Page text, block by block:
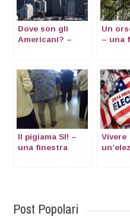
Dove son gli
Americani? –
Valley
Un
– una
Il pigiama SI! –
una finestra
Vivere
Post Popolari